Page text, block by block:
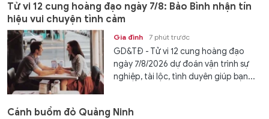
Tử vi 12 cung hoàng đạo ngày 7/8: Bảo Bình nhận tín
hiệu vui chuyện tình cảm
Gia đình 7 phút trước
GD&TĐ - Tử vi 12 cung hoàng đạo
ngày 7/8/2026 dự đoán vận trình sự
nghiệp, tài lộc, tình duyên giúp bạn...
Cánh buồm đỏ Quảng Ninh